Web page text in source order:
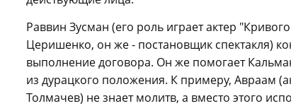
Раввин Зусман (его роль играет актер
Церишенко, он же - постановщик спектакля)
выполнение договора. Он же помогает
из дурацкого положения. К примеру, Авраам
Толмачев) не знает молитв, а вместо этого